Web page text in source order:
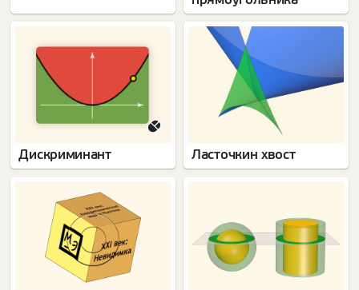
Дискриминант Ласточкин хвост